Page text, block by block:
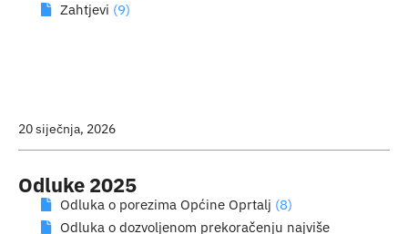
Zahtjevi (9)
20 siječnja, 2026
Odluke 2025
Odluka o porezima Općine Oprtalj (8)
Odluka o dozvoljenom prekoračenju najviše